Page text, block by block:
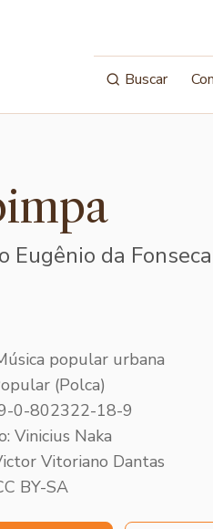
Buscar
Eugênio da
popular urbana
(Polca)
0-802322-18-9
Vinicius Naka
Vitoriano Dantas
BY-SA